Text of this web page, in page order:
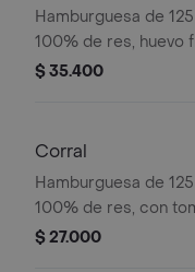
Hamburguesa de
100% de res, huevo
de queso tipo
$ 35.400
Corral
Hamburguesa de
100% de res, con
cebolla en rodajas,
$ 27.000